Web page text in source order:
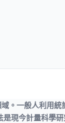
。一般人利用統
現今計量科學